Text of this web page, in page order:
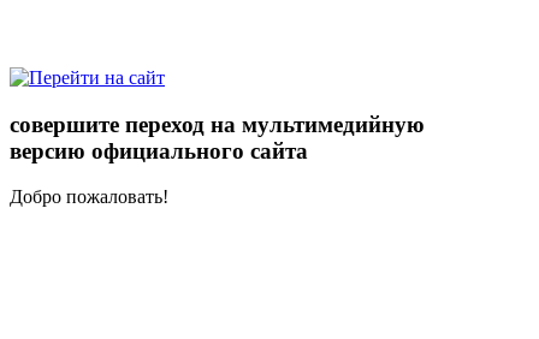
совершите переход на мультимедийную
версию официального сайта
Добро пожаловать!